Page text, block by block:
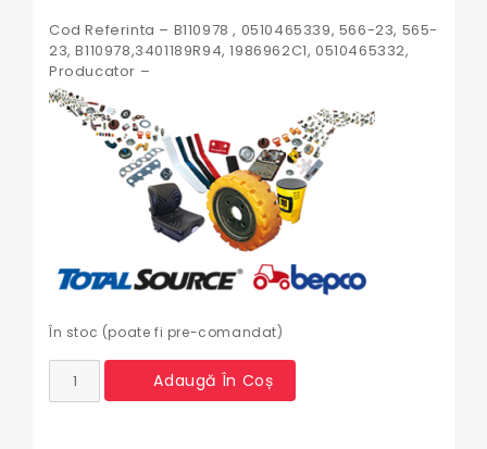
Cod Referinta – B110978 , 0510465339, 566-23, 565-
23, B110978,3401189R94, 1986962C1, 0510465332,
Producator –
În stoc (poate fi pre-comandat)
Cantitate
Pompa
Adaugă În Coș